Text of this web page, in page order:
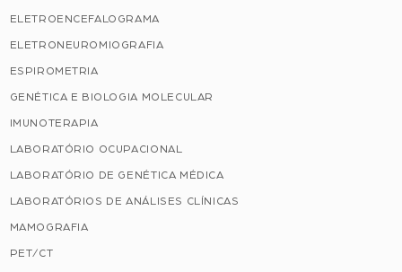
ELETROENCEFALOGRAMA
ELETRONEUROMIOGRAFIA
ESPIROMETRIA
GENÉTICA E BIOLOGIA MOLECULAR
IMUNOTERAPIA
LABORATÓRIO OCUPACIONAL
LABORATÓRIO DE GENÉTICA MÉDICA
LABORATÓRIOS DE ANÁLISES CLÍNICAS
MAMOGRAFIA
PET/CT